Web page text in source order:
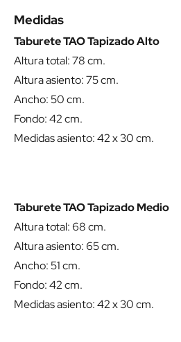
Medidas
Taburete TAO Tapizado Alto
Altura total: 78 cm.
Altura asiento: 75 cm.
Ancho: 50 cm.
Fondo: 42 cm.
Medidas asiento: 42 x 30 cm.
Taburete TAO Tapizado Medio
Altura total: 68 cm.
Altura asiento: 65 cm.
Ancho: 51 cm.
Fondo: 42 cm.
Medidas asiento: 42 x 30 cm.